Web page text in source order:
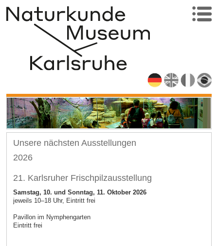
Unsere nächsten Ausstellungen
2026
21. Karlsruher Frischpilzausstellung
Samstag, 10. und Sonntag, 11. Oktober 2026
jeweils 10–18 Uhr, Eintritt frei
Pavillon im Nymphengarten
Eintritt frei